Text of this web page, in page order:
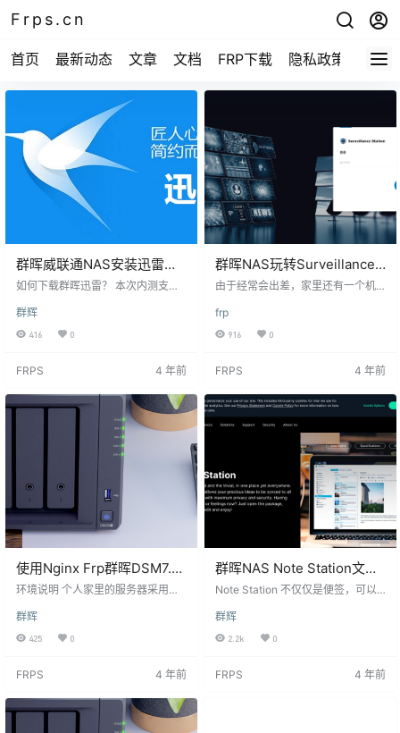
Frps.cn
首页 最新动态 文章 文档 FRP下载 隐私政策
群晖威联通NAS安装迅雷套
件
如何下载群晖迅雷？ 本次内测支持
SM 6.x、7.x系统 威联通x86_64设
备，QTS和HERO系统 （威联通安
接：https://pan.xunlei.com/s/VMfl
码：ft6u 2、选择适合你的系统 4、
群辉
416 0
FRPS 4 年前
群晖NAS玩转Surveillance
Station监控套件
由于经常会出差，家里还有一个机
火灾可以及时救治所以买个监控放
在家里面。感觉监控服务器也不需
0RMB顺丰包邮 群晖Surveillance S
或者ONVIF才可以使用 博云的厂家
已经倒闭~ 听说以前15块钱上车
的，没赶上 卖家已经给我刷好系
统，支持rstp协议，所以我…
frp
916 0
FRPS 4 年前
使用Nginx Frp群晖DSM7.0
后手机浏览器无法打开登录
环境说明 个人家里的服务器采用双
s网页版、esxi控制台等) 公网IP (pt
辅种、drive文件同步) 架构图如下
方式PC端也没用问题，但是手机端
们先看一下frpc配置 [common] ser
ver_addr = FRP服务端IP…
群辉
425 0
FRPS 4 年前
群晖NAS Note Station文档
插件使用指南
Note Station 不仅仅是便签，可以
具，随时随地记录灵感，提升工作
效率。 优点 语音记录您的灵感和创
个珍贵灵感。 从电子邮件和网站剪
群辉
2.2k 0
FRPS 4 年前